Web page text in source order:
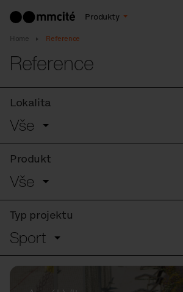
Produkty
Home Reference
Reference
Lokalita
Vše
Produkt
Vše
Typ projektu
Sport